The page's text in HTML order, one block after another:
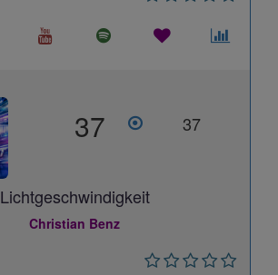
37 37
Lichtgeschwindigkeit
Christian Benz